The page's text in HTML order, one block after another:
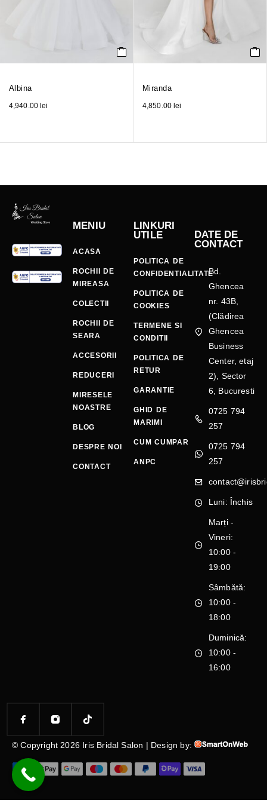
Albina
4,940.00 lei
Miranda
4,850.00 lei
MENIU
ACASA
ROCHII DE
MIREASA
COLECTII
ROCHII DE
SEARA
ACCESORII
REDUCERI
MIRESELE
NOASTRE
BLOG
DESPRE NOI
CONTACT
LINKURI
UTILE
POLITICA DE
CONFIDENTIALITATE
POLITICA DE
COOKIES
TERMENE SI
CONDITII
POLITICA DE
RETUR
GARANTIE
GHID DE
MARIMI
CUM CUMPAR
ANPC
DATE DE
CONTACT
Bd.
Ghencea
nr. 43B,
(Clădirea
Ghencea
Business
Center, etaj
2), Sector
6, Bucuresti
0725 794
257
0725 794
257
Luni: Închis
Marți -
Vineri:
10:00 -
19:00
Sâmbătă:
10:00 -
18:00
Duminică:
10:00 -
16:00
© Copyright 2026 Iris Bridal Salon | Design by: